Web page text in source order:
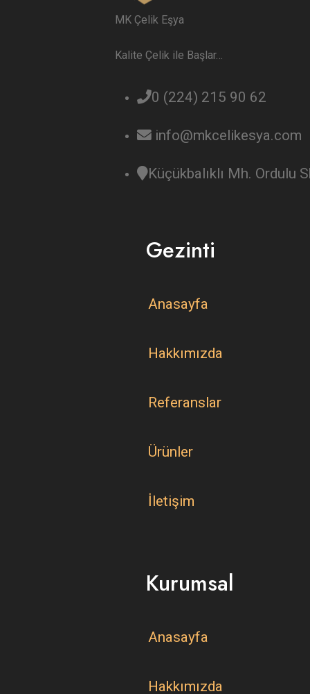
MK Çelik Eşya
Kalite Çelik ile Başlar…
0 (224) 215 90 62
info@mkcelikesya.com
Küçükbalıklı Mh. Ordulu
Gezinti
Anasayfa
Hakkımızda
Referanslar
Ürünler
İletişim
Kurumsal
Anasayfa
Hakkımızda